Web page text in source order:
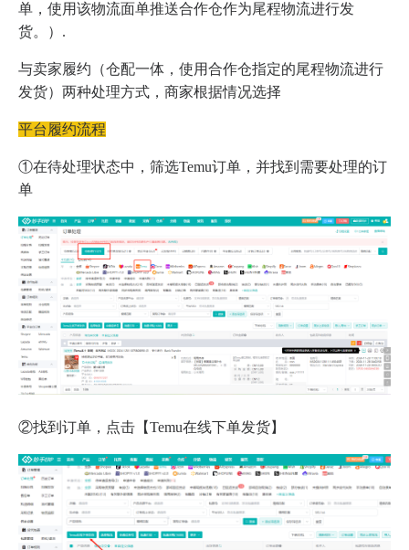
单，使用该物流面单推送合作仓作为尾程物流进行发
货。）.
与卖家履约（仓配一体，使用合作仓指定的尾程物流进行
发货）两种处理方式，商家根据情况选择
平台履约流程
①在待处理状态中，筛选Temu订单，并找到需要处理的订
单
②找到订单，点击【Temu在线下单发货】